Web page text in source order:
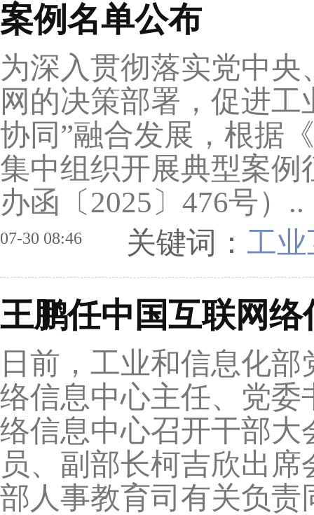
案例名单公布
为深入贯彻落实党中
网的决策部署，促进
协同”融合发展，根据
集中组织开展典型案
办函〔2025〕476号）..
07-30 08:46 关键词： 工
王鹏任中国互联网
日前，工业和信息化
络信息中心主任、党委
络信息中心召开干部
员、副部长柯吉欣出
部人事教育司有关负责